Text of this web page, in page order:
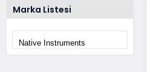
Marka Listesi